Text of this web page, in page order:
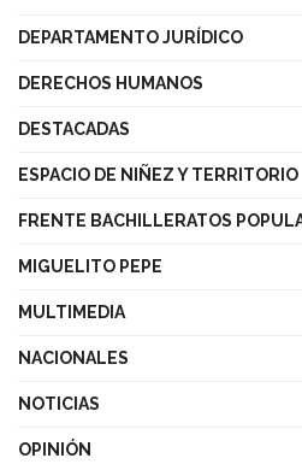
DEPARTAMENTO JURÍDICO
DERECHOS HUMANOS
DESTACADAS
ESPACIO DE NIÑEZ Y TERRITORIO
FRENTE BACHILLERATOS
MIGUELITO PEPE
MULTIMEDIA
NACIONALES
NOTICIAS
OPINIÓN